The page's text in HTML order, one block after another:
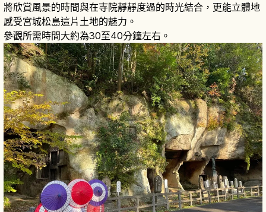
將欣賞風景的時間與在寺院靜靜度過的時光結合，更能立體地
感受宮城松島這片土地的魅力。
參觀所需時間大約為30至40分鐘左右。